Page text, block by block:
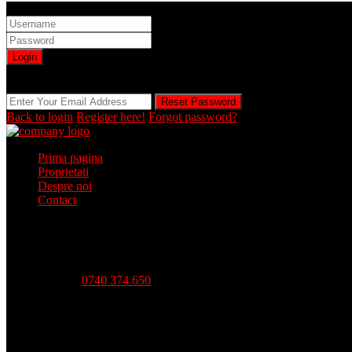
Login
Reset Password
Back to login Register here! Forgot password?
Prima pagina
Proprietati
Despre noi
Contact
0740 374 650